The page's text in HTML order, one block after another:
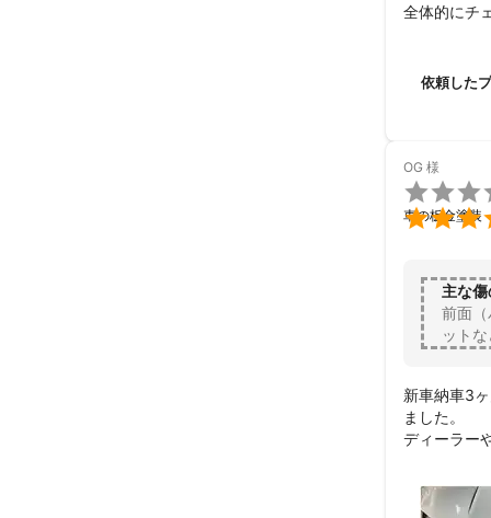
全体的にチ
依頼した
OG 様
車の板金塗装
主な
前面
ット
新車納車3
ました。
ディーラー
確かな技術
本当にあり